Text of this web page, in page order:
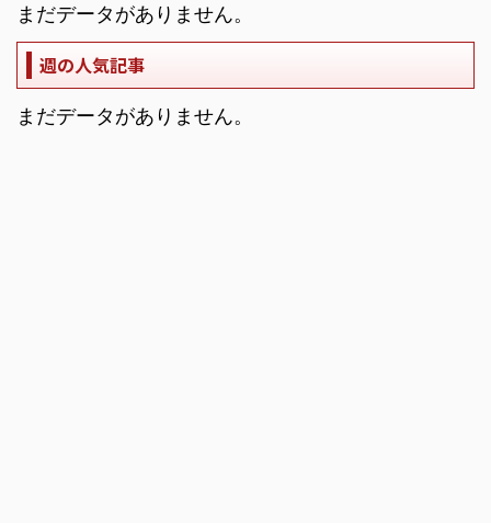
まだデータがありません。
週の人気記事
まだデータがありません。